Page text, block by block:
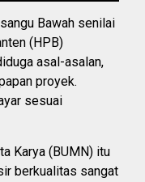
Bawah senilai
(HPB)
asal-asalan,
proyek.
sesuai
Karya (BUMN) itu
berkualitas sangat